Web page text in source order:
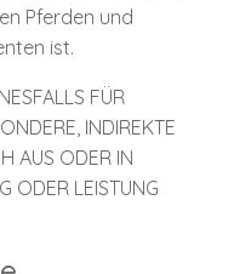
Pferden und
ist.
FÜR
INDIREKTE
AUS ODER IN
ODER LEISTUNG